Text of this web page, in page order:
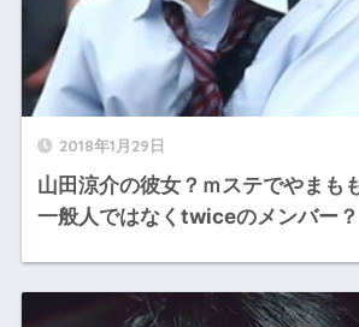
2018年1月29日
山田涼介の彼女？ｍステでやまも
一般人ではなくtwiceのメンバー？